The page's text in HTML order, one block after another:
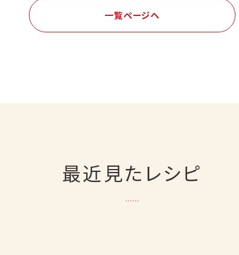
一覧ページへ
最近見たレシピ